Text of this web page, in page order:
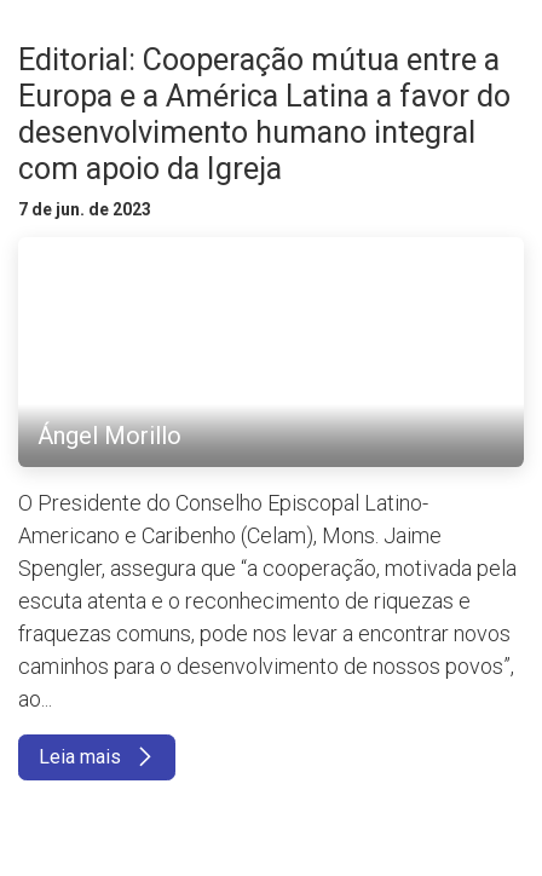
Editorial: Cooperação mútua entre a
Europa e a América Latina a favor do
desenvolvimento humano integral
com apoio da Igreja
7 de jun. de 2023
Ángel Morillo
O Presidente do Conselho Episcopal Latino-
Americano e Caribenho (Celam), Mons. Jaime
Spengler, assegura que “a cooperação, motivada pela
escuta atenta e o reconhecimento de riquezas e
fraquezas comuns, pode nos levar a encontrar novos
caminhos para o desenvolvimento de nossos povos”,
ao...
Leia mais